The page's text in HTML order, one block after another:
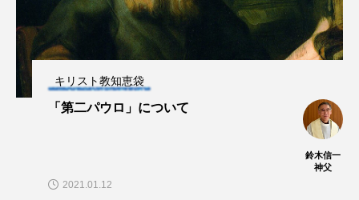
キリスト教知恵袋
「第二パウロ」について
鈴木信一
神父
2021.01.12